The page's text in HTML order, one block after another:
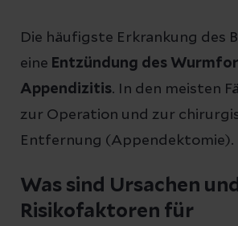
Die häufigste Erkrankung des
eine Entzündung des
Appendizitis. In den meisten
zur Operation und zur
Entfernung (Appendektomie).
Was sind Ursachen und
Risikofaktoren für